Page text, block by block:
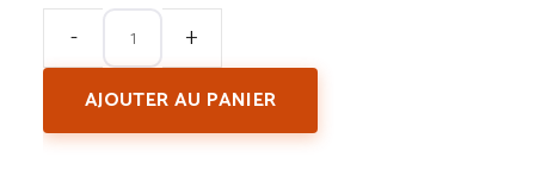
de
L'Oréal
AJOUTER AU PANIER